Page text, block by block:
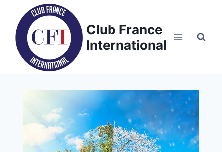
content
Club France
International